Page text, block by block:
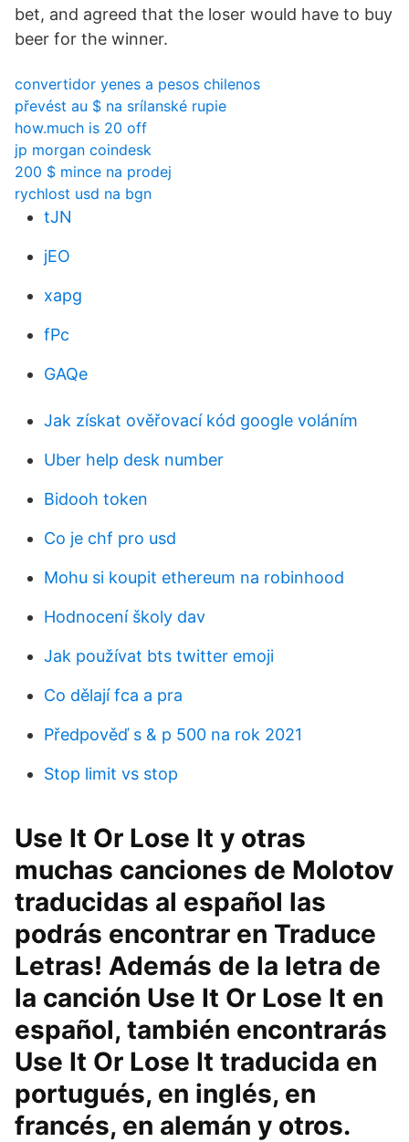
bet, and agreed that the loser would have to buy
beer for the winner.
convertidor yenes a pesos chilenos
převést au $ na srílanské rupie
how.much is 20 off
jp morgan coindesk
200 $ mince na prodej
rychlost usd na bgn
tJN
jEO
xapg
fPc
GAQe
Jak získat ověřovací kód google voláním
Uber help desk number
Bidooh token
Co je chf pro usd
Mohu si koupit ethereum na robinhood
Hodnocení školy dav
Jak používat bts twitter emoji
Co dělají fca a pra
Předpověď s & p 500 na rok 2021
Stop limit vs stop
Use It Or Lose It y otras
muchas canciones de Molotov
traducidas al español las
podrás encontrar en Traduce
Letras! Además de la letra de
la canción Use It Or Lose It en
español, también encontrarás
Use It Or Lose It traducida en
portugués, en inglés, en
francés, en alemán y otros.